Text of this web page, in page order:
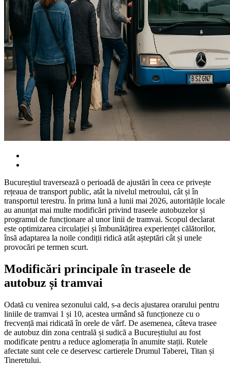
Bucureștiul traversează o perioadă de ajustări în ceea ce privește
rețeaua de transport public, atât la nivelul metroului, cât și în
transportul terestru. În prima lună a lunii mai 2026, autoritățile locale
au anunțat mai multe modificări privind traseele autobuzelor și
programul de funcționare al unor linii de tramvai. Scopul declarat
este optimizarea circulației și îmbunătățirea experienței călătorilor,
însă adaptarea la noile condiții ridică atât așteptări cât și unele
provocări pe termen scurt.
Modificări principale în traseele de
autobuz și tramvai
Odată cu venirea sezonului cald, s-a decis ajustarea orarului pentru
liniile de tramvai 1 și 10, acestea urmând să funcționeze cu o
frecvență mai ridicată în orele de vârf. De asemenea, câteva trasee
de autobuz din zona centrală și sudică a Bucureștiului au fost
modificate pentru a reduce aglomerația în anumite stații. Rutele
afectate sunt cele ce deservesc cartierele Drumul Taberei, Titan și
Tineretului.